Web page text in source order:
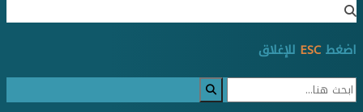
اضغطESC للإغلاق